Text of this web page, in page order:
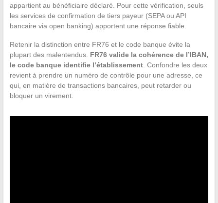
appartient au bénéficiaire déclaré. Pour cette vérification, seuls
les services de confirmation de tiers payeur (SEPA ou API
bancaire via open banking) apportent une réponse fiable.
Retenir la distinction entre FR76 et le code banque évite la
plupart des malentendus. FR76 valide la cohérence de l’IBAN,
le code banque identifie l’établissement. Confondre les deux
revient à prendre un numéro de contrôle pour une adresse, ce
qui, en matière de transactions bancaires, peut retarder ou
bloquer un virement.